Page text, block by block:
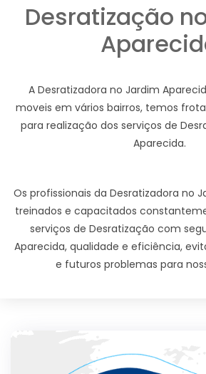
Desratização
A Desratizadora no Jardim
moveis em vários bairros, temos
para realização dos serviços de
Aparecida.
Os profissionais da Desratizadora no
treinados e capacitados
serviços de Desratização com
Aparecida, qualidade e eficiência,
e futuros problemas para